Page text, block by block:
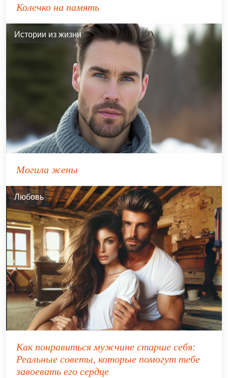
Колечко на память
Истории из жизни
Могила жены
Любовь
Как понравиться мужчине старше себя:
Реальные советы, которые помогут тебе
завоевать его сердце